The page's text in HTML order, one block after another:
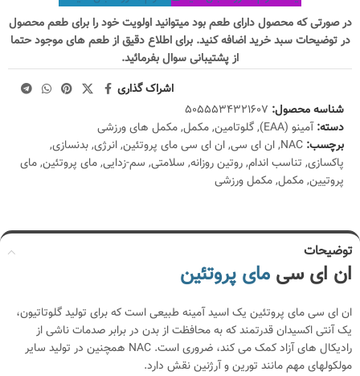
در صورتی که محصول دارای طعم بود میتوانید اولویت خود را برای طعم محصول
در توضیحات سبد خرید اضافه کنید. برای اطلاع دقیق از طعم های موجود حتما
از پشتیبانی سوال بفرمائید.
اشراک گذاری
شناسه محصول: 5055534321607
دسته: آمینو (EAA) ,گلوتامین,مکمل,مکمل های ورزشی
برچسب: NAC
,ان ای سی,ان ای سی مای پروتئین,انرژی,بدنسازی,
پاکسازی, تناسب اندام,روتین روزانه, سلامتی, سم-زدایی,مای پروتئین,مای
پروتیین,مکمل,مکمل ورزشی
توضیحات
ان ای سی مای پروتئین
ان ای سی مای پروتئین یک اسید آمینه طبیعی است که برای تولید گلوتاتیون،
یک آنتی اکسیدان قدرتمند که به محافظت از بدن در برابر صدمات ناشی از
رادیکال های آزاد کمک می کند، ضروری است. NAC همچنین در تولید سایر
مولکولهای مهم مانند تورین و آرژنین نقش دارد.